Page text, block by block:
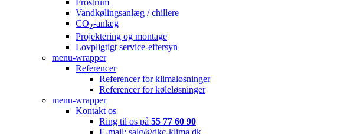
Frostrum
Vandkølingsanlæg / chillere
CO2-anlæg
Projektering og montage
Lovpligtigt service-eftersyn
menu-wrapper
Referencer
Referencer for klimaløsninger
Referencer for køleløsninger
menu-wrapper
Kontakt os
Ring til os på 55 77 60 90